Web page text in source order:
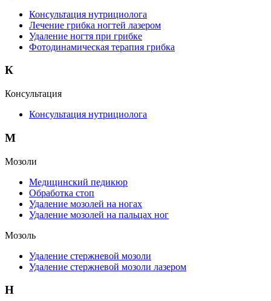
Консультация нутрициолога
Лечение грибка ногтей лазером
Удаление ногтя при грибке
Фотодинамическая терапия грибка
К
Консультация
Консультация нутрициолога
М
Мозоли
Медицинский педикюр
Обработка стоп
Удаление мозолей на ногах
Удаление мозолей на пальцах ног
Мозоль
Удаление стержневой мозоли
Удаление стержневой мозоли лазером
Н